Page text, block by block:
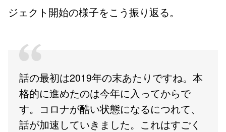
ジェクト開始の様子をこう振り返る。
話の最初は2019年の末あたりですね。本
格的に進めたのは今年に入ってからで
す。コロナが酷い状態になるにつれて、
話が加速していきました。これはすごく